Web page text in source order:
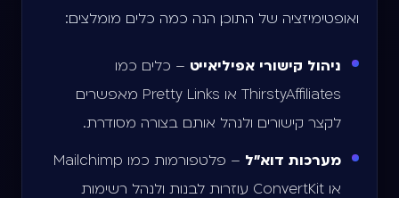
ואופטימיזציה של התוכן. הנה כמה כלים מומלצים:
ניהול קישורי אפיליאייט – כלים כמו
ThirstyAffiliates או Pretty Links מאפשרים
לקצר קישורים ולנהל אותם בצורה מסודרת.
מערכות דוא״ל
– פלטפורמות כמו Mailchimp
או ConvertKit עוזרות לבנות ולנהל רשימות